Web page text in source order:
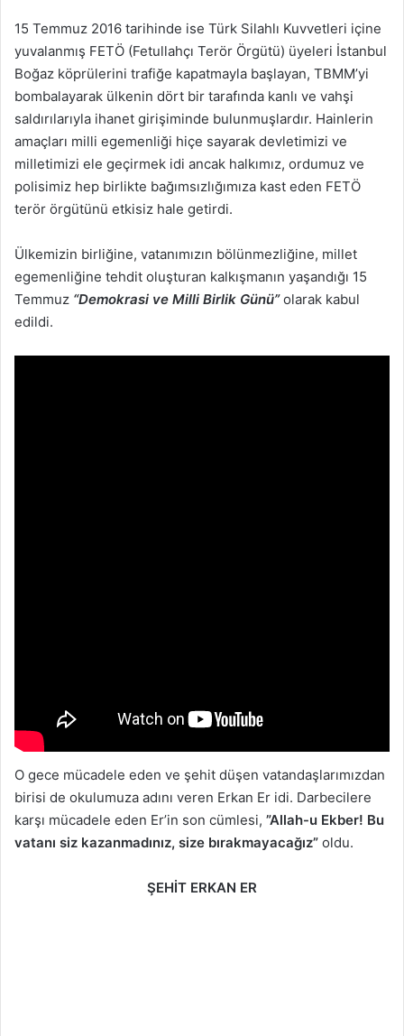
15 Temmuz 2016 tarihinde ise Türk Silahlı Kuvvetleri içine
yuvalanmış FETÖ (Fetullahçı Terör Örgütü) üyeleri İstanbul
Boğaz köprülerini trafiğe kapatmayla başlayan, TBMM’yi
bombalayarak ülkenin dört bir tarafında kanlı ve vahşi
saldırılarıyla ihanet girişiminde bulunmuşlardır. Hainlerin
amaçları milli egemenliği hiçe sayarak devletimizi ve
milletimizi ele geçirmek idi ancak halkımız, ordumuz ve
polisimiz hep birlikte bağımsızlığımıza kast eden FETÖ
terör örgütünü etkisiz hale getirdi.
Ülkemizin birliğine, vatanımızın bölünmezliğine, millet
egemenliğine tehdit oluşturan kalkışmanın yaşandığı 15
Temmuz “Demokrasi ve Milli Birlik Günü”olarak kabul
edildi.
O gece mücadele eden ve şehit düşen vatandaşlarımızdan
birisi de okulumuza adını veren Erkan Er idi. Darbecilere
karşı mücadele eden Er’in son cümlesi, ”Allah-u Ekber! Bu
vatanı siz kazanmadınız, size bırakmayacağız” oldu.
ŞEHİT ERKAN ER